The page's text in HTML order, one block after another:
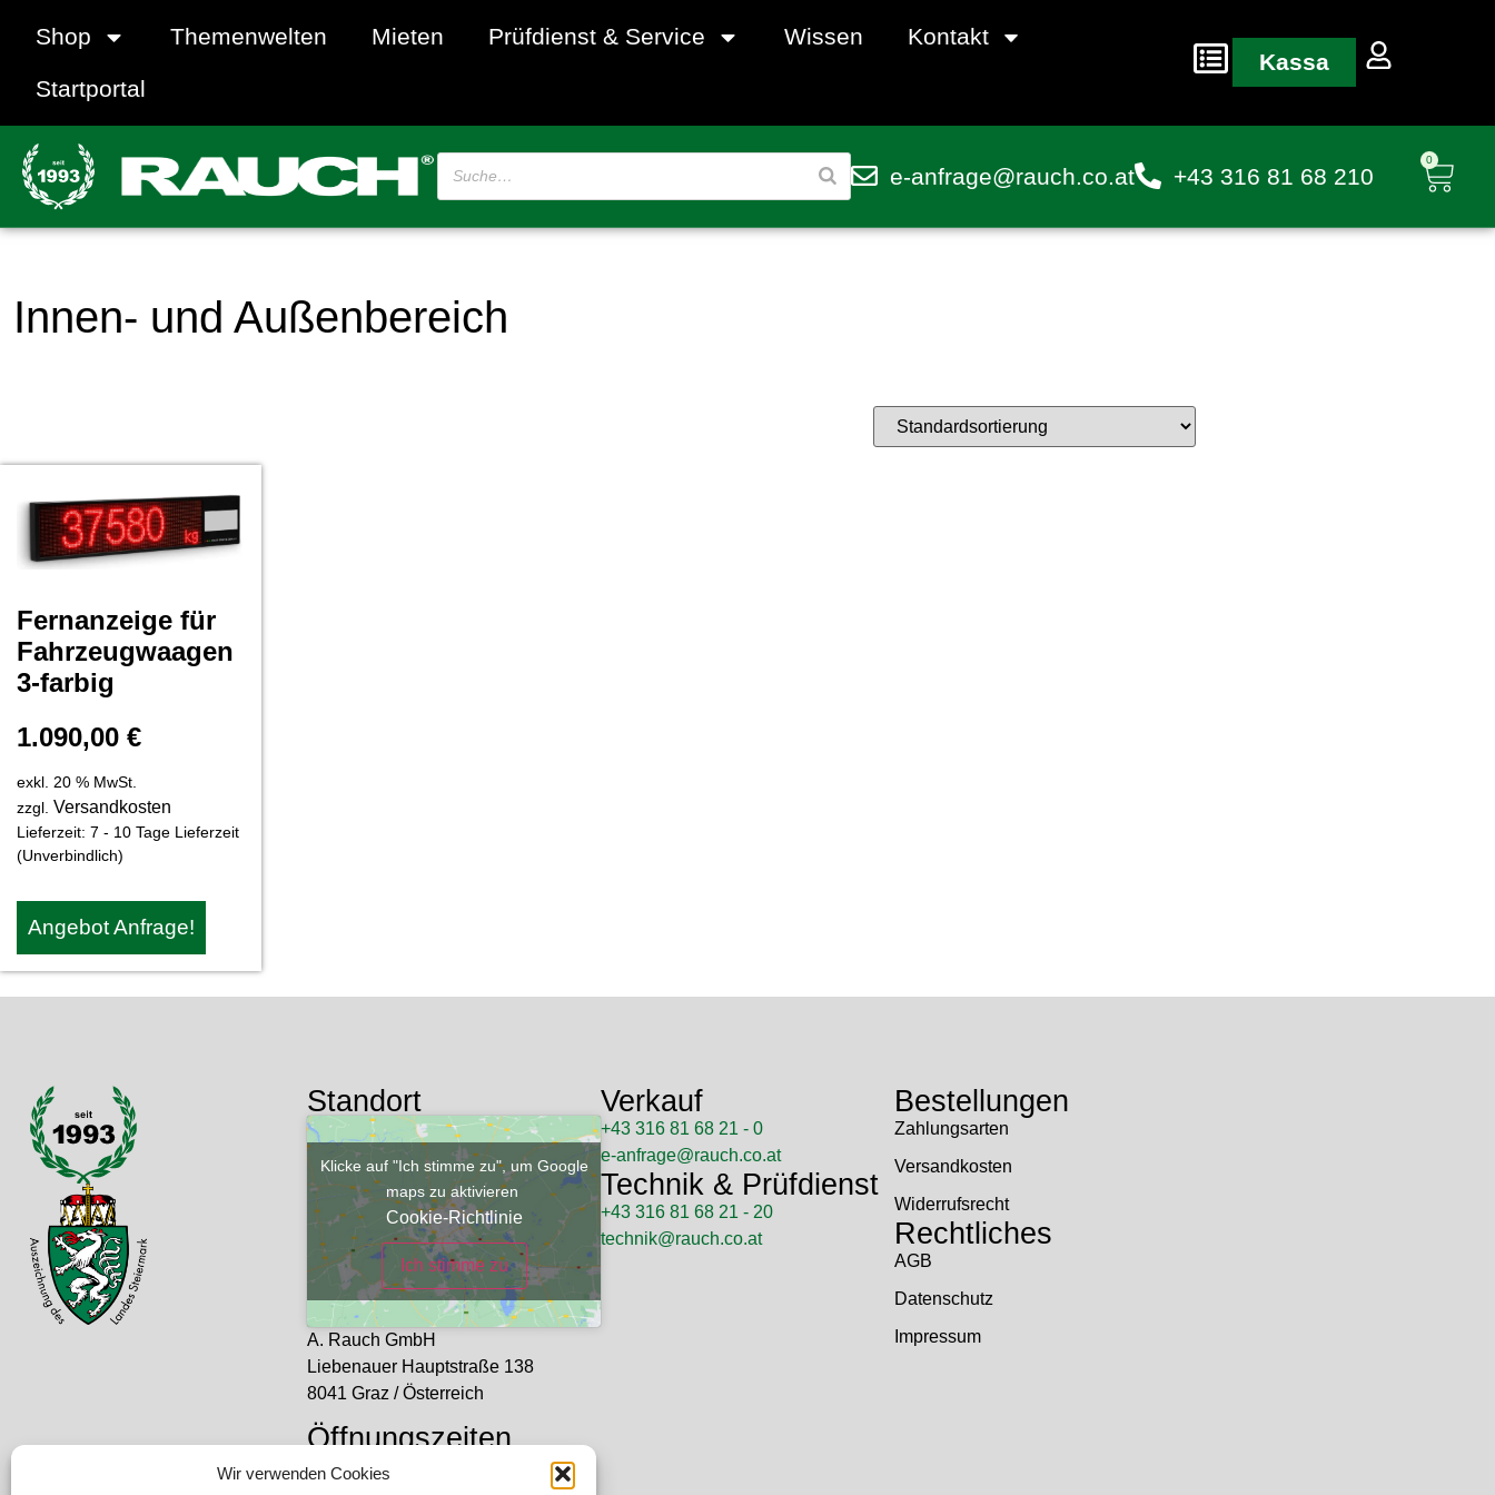
Wir verwenden Cookies
Shop Themenwelten Mieten Prüfdienst & Service Wissen Kontakt
Startportal
Kassa
e-anfrage@rauch.co.at +43 316 81 68 210
0
Innen- und Außenbereich
Fernanzeige für
Fahrzeugwaagen
3-farbig
1.090,00 €
exkl. 20 % MwSt.
zzgl. Versandkosten
Lieferzeit: 7 - 10 Tage Lieferzeit
(Unverbindlich)
Angebot Anfrage!
Standort
Klicke auf "Ich stimme zu", um Google
maps zu aktivieren
Cookie-Richtlinie
Ich stimme zu
A. Rauch GmbH
Liebenauer Hauptstraße 138
8041 Graz / Österreich
Öffnungszeiten
Mo – Do: 08:00 – 16:30 Uhr
Verkauf
+43 316 81 68 21 - 0
e-anfrage@rauch.co.at
Technik & Prüfdienst
+43 316 81 68 21 - 20
technik@rauch.co.at
Bestellungen
Zahlungsarten
Versandkosten
Widerrufsrecht
Rechtliches
AGB
Datenschutz
Impressum